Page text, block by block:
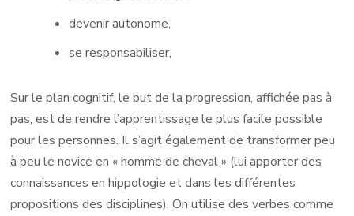
devenir autonome,
se responsabiliser,
Sur le plan cognitif, le but de la progression, affichée pas à
pas, est de rendre l’apprentissage le plus facile possible
pour les personnes. Il s’agit également de transformer peu
à peu le novice en « homme de cheval » (lui apporter des
connaissances en hippologie et dans les différentes
propositions des disciplines). On utilise des verbes comme